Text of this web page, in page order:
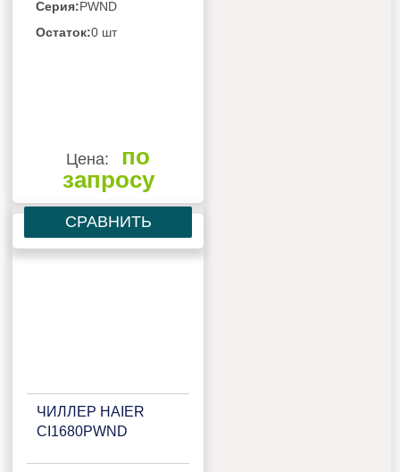
Серия:PWND
Остаток:0 шт
Цена:
по
запросу
СРАВНИТЬ
ЧИЛЛЕР HAIER
CI1680PWND